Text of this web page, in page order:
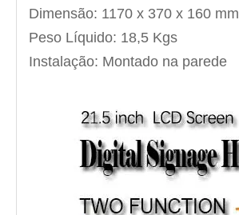
Dimensão: 1170 x 370 x 160 mm
Peso Líquido: 18,5 Kgs
Instalação: Montado na parede